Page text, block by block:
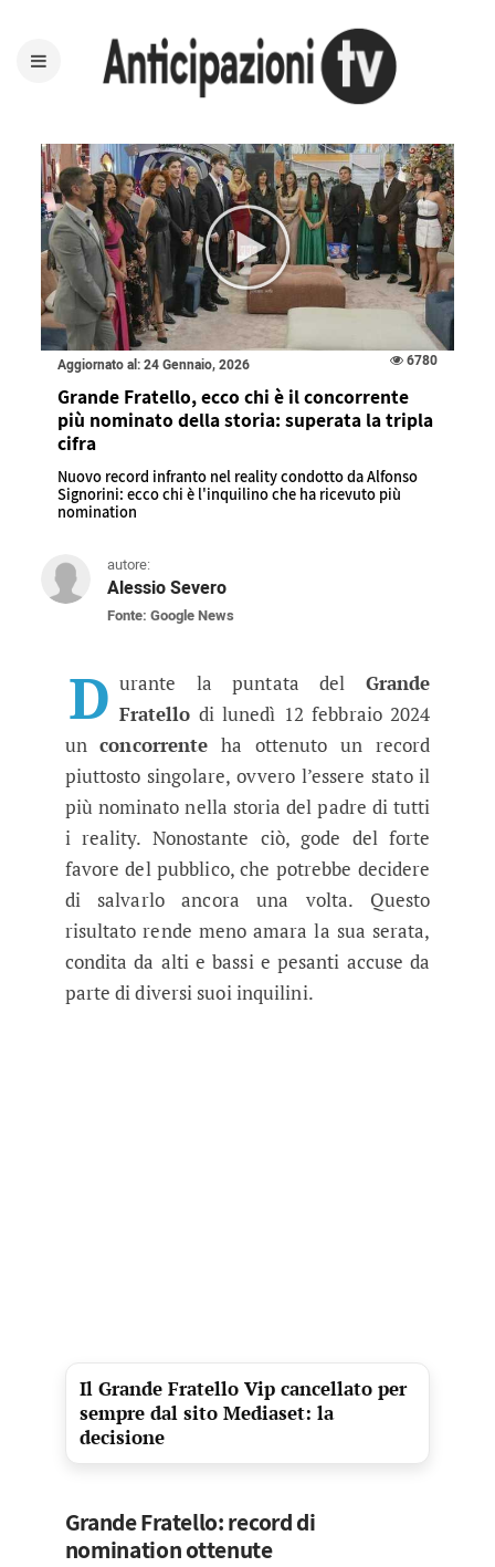
Aggiornato al: 24 Gennaio, 2026 6780
Grande Fratello, ecco chi è il concorrente
più nominato della storia: superata la tripla
cifra
Nuovo record infranto nel reality condotto da Alfonso
Signorini: ecco chi è l'inquilino che ha ricevuto più
nomination
autore:
Alessio Severo
Fonte: Google News
Grande Fratello, ecco chi è il
D urante la puntata del Grande
Fratello di lunedì 12 febbraio 2024
unconcorrente ha ottenuto un record
piuttosto singolare, ovvero l’essere stato il
più nominato nella storia del padre di tutti
i reality. Nonostante ciò, gode del forte
favore del pubblico, che potrebbe decidere
di salvarlo ancora una volta. Questo
risultato rende meno amara la sua serata,
condita da alti e bassi e pesanti accuse da
parte di diversi suoi inquilini.
Il Grande Fratello Vip cancellato per
sempre dal sito Mediaset: la
decisione
Grande Fratello: record di
nomination ottenute